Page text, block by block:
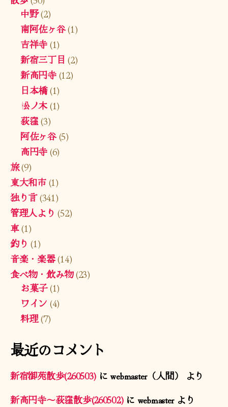
中野(2)
南阿佐ヶ谷(1)
吉祥寺(1)
新宿三丁目 (2)
新高円寺(12)
日本橋(1)
松ノ木(1)
荻窪(3)
阿佐ヶ谷(5)
高円寺(6)
旅(9)
東大和市(1)
独り言(341)
管理人より (52)
車(1)
釣り (1)
音楽・楽器(14)
食べ物・飲み物(23)
お菓子(1)
ワイン (4)
料理(7)
最近のコメント
新宿御苑散歩(260503) にwebmaster（人間）
より
新高円寺〜荻窪散歩(260502)に webmasterより